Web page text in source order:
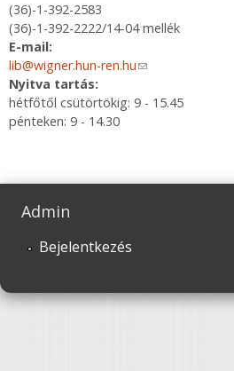
(36)-1-392-2583
(36)-1-392-2222/14-04 mellék
E-mail:
lib@wigner.hun-ren.hu(link sends e-mail)
Nyitva tartás:
hétfőtől csütörtökig: 9 - 15.45
pénteken: 9 - 14.30
Admin
Bejelentkezés